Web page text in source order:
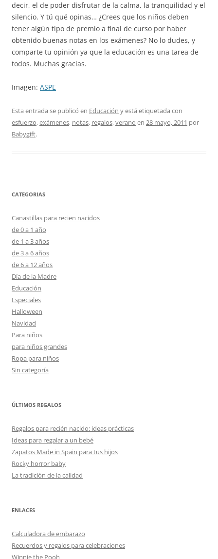
decir, el de poder disfrutar de la calma, la tranquilidad y el
silencio. Y tú qué opinas… ¿Crees que los niños deben
tener algún tipo de premio a final de curso por haber
obtenido buenas notas en los exámenes? No lo dudes, y
comparte tu opinión ya que la educación es una tarea de
todos. Muchas gracias.
Imagen: ASPE
Esta entrada se publicó en Educación y está etiquetada con
esfuerzo,exámenes, notas, regalos,verano en 28 mayo, 2011 por
Babygift.
CATEGORIAS
Canastillas para recien nacidos
de 0 a 1 año
de 1 a 3 años
de 3 a 6 años
de 6 a 12 años
Día de la Madre
Educación
Especiales
Halloween
Navidad
Para niños
para niños grandes
Ropa para niños
Sin categoría
ÚLTIMOS REGALOS
Regalos para recién nacido: ideas prácticas
Ideas para regalar a un bebé
Zapatos Made in Spain para tus hijos
Rocky horror baby
La tradición de la calidad
ENLACES
Calculadora de embarazo
Recuerdos y regalos para celebraciones
Winnie the Pooh